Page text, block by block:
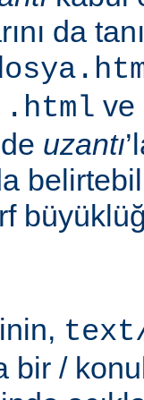
da
.html ve
uzantı
bir /